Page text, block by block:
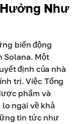
Như
biến động
Solana. Một
định của nhà
trị. Việc Tổng
phẩm và
ngại về khả
tin tức như